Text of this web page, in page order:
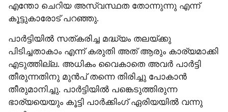
എന്തോ ചെറിയ അസ്വസ്ഥത തോന്നുന്നു എന്ന്
കൂട്ടുകാരോട് പറഞ്ഞു.
പാർട്ടിയിൽ സത്കരിച്ച മദ്ധ്യം തലയ്ക്കു
പിടിച്ചതാകാം എന്ന് കരുതി അത് ആരും കാര്യമാക്കി
എടുത്തില്ല. അധികം വൈകാതെ അവർ പാർട്ടി
തീരുന്നതിനു മുൻപ് തന്നെ തിരിച്ചു പോകാൻ
തീരുമാനിച്ചു. പാർട്ടിയിൽ പങ്കെടുത്തിരുന്ന
ഭാര്യയെയും കൂട്ടി പാർക്കിംഗ് ഏരിയയിൽ വന്നു